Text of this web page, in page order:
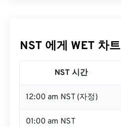
NST 에게 WET 차트
NST 시간
12:00 am NST (자정)
01:00 am NST